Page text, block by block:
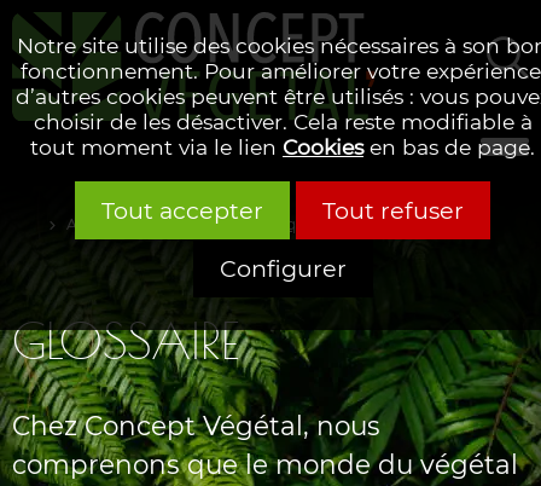
Notre site utilise des cookies nécessaires à son
fonctionnement. Pour améliorer votre
d’autres cookies peuvent être utilisés : vous
choisir de les désactiver. Cela reste modifiable à
tout moment via le lien Cookiesen bas de page.
Tout accepter
Tout refuser
Configurer
Rechercher
Accueil Glossaire alphabétique
GLOSSAIRE
Chez Concept Végétal, nous
comprenons que le monde du végétal